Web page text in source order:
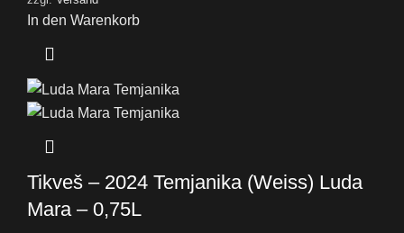
In den Warenkorb
Tikveš – 2024 Temjanika (Weiss) Luda
Mara – 0,75L